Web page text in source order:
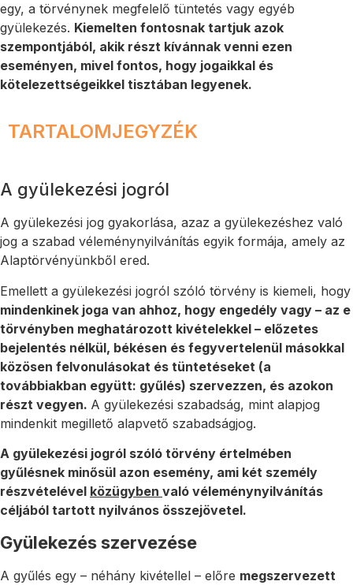
egy, a törvénynek megfelelő tüntetés vagy egyéb
gyülekezés. Kiemelten fontosnak tartjuk azok
szempontjából, akik részt kívánnak venni ezen
eseményen, mivel fontos, hogy jogaikkal és
kötelezettségeikkel tisztában legyenek.
TARTALOMJEGYZÉK
A gyülekezési jogról
A gyülekezési jog gyakorlása, azaz a gyülekezéshez való
jog a szabad véleménynyilvánítás egyik formája, amely az
Alaptörvényünkből ered.
Emellett a gyülekezési jogról szóló törvény is kiemeli, hogy
mindenkinek joga van ahhoz, hogy engedély vagy – az e
törvényben meghatározott kivételekkel – előzetes
bejelentés nélkül, békésen és fegyvertelenül másokkal
közösen felvonulásokat és tüntetéseket (a
továbbiakban együtt: gyűlés) szervezzen, és azokon
részt vegyen. A gyülekezési szabadság, mint alapjog
mindenkit megillető alapvető szabadságjog.
A gyülekezési jogról szóló törvény értelmében
gyűlésnek minősül azon esemény, ami két személy
részvételével közügyben való véleménynyilvánítás
céljából tartott nyilvános összejövetel.
Gyülekezés szervezése
A gyűlés egy – néhány kivétellel – előre megszervezett